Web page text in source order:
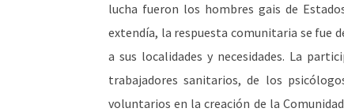
lucha fueron los hombres gais de
extendía, la respuesta comunitaria se fue
a sus localidades y necesidades. La
trabajadores sanitarios, de los
voluntarios en la creación de la